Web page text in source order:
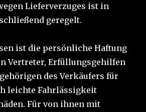
Lieferverzuges ist in
geregelt.
ist die persönliche Haftung
Vertreter, Erfüllungsgehilfen
des Verkäufers für
leichte Fahrlässigkeit
Für von ihnen mit